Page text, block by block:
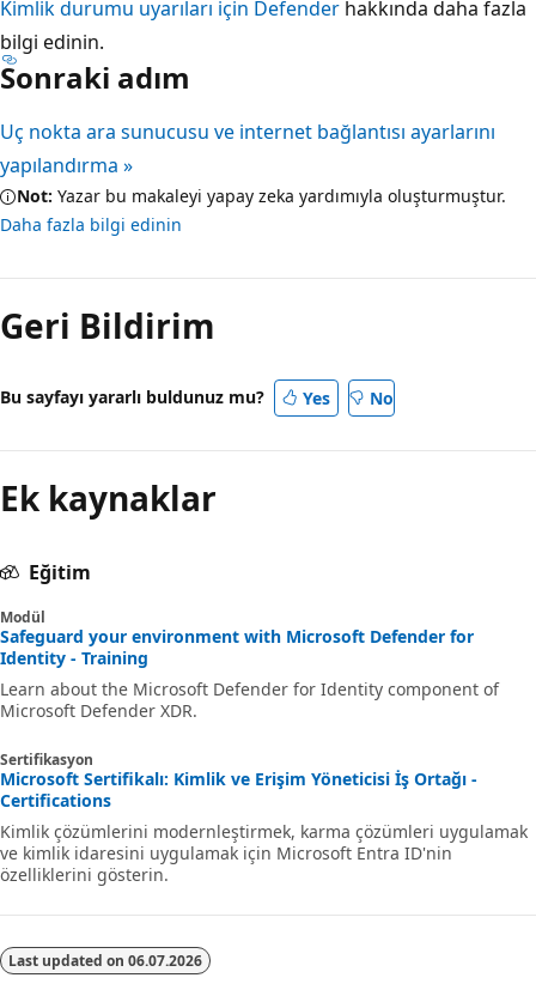
Kimlik durumu uyarıları için Defender hakkında daha fazla
bilgi edinin.
Sonraki adım
Uç nokta ara sunucusu ve internet bağlantısı ayarlarını
yapılandırma »
Not: Yazar bu makaleyi yapay zeka yardımıyla oluşturmuştur.
Daha fazla bilgi edinin
Geri Bildirim
Bu sayfayı yararlı buldunuz mu? Yes No
Ek kaynaklar
Eğitim
Modül
Safeguard your environment with Microsoft Defender for
Identity - Training
Learn about the Microsoft Defender for Identity component of
Microsoft Defender XDR.
Sertifikasyon
Microsoft Sertifikalı: Kimlik ve Erişim Yöneticisi İş Ortağı -
Certifications
Kimlik çözümlerini modernleştirmek, karma çözümleri uygulamak
ve kimlik idaresini uygulamak için Microsoft Entra ID'nin
özelliklerini gösterin.
Last updated on 06.07.2026